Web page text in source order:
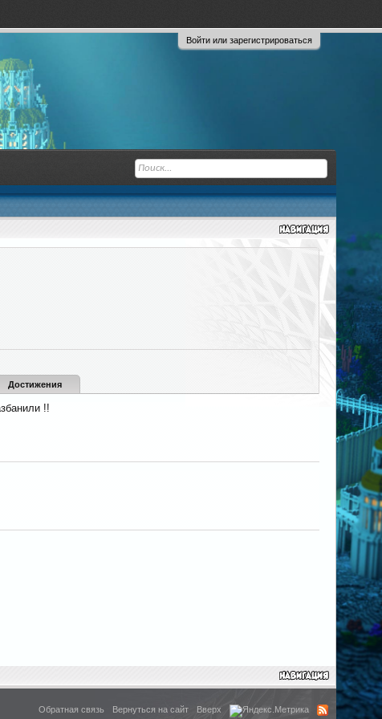
Войти или зарегистрироваться
Достижения
!!
Обратная связь Вернуться на сайт Вверх